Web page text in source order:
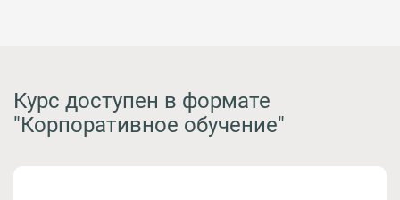
Курс доступен в формате
"Корпоративное обучение"